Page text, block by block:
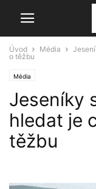
Úvod Média
o těžbu
Média
Jeseníky
hledat je
těžbu